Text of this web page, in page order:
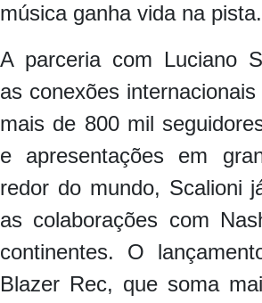
música ganha vida na
A parceria com Luciano
as conexões
mais de 800 mil
e apresentações em
redor do mundo, Scalioni
as colaborações com
continentes. O
Blazer Rec, que soma